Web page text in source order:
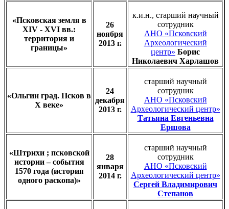
«Псковская земля в
XIV - XVI вв.:
территория и
границы»
26
ноября
2013 г.
к.и.н., старший научный
сотрудник
АНО «Псковский
Археологический
центр» Борис
Николаевич Харлашов
«Ольгин град. Псков в
X веке»
24
декабря
2013 г.
старший научный
сотрудник
АНО «Псковский
Археологический центр»
Татьяна Евгеньевна
Ершова
«Штрихи ; псковской
истории – события
1570 года (история
одного раскопа)»
28
января
2014 г.
старший научный
сотрудник
АНО «Псковский
Археологический центр»
Сергей Владимирович
Степанов